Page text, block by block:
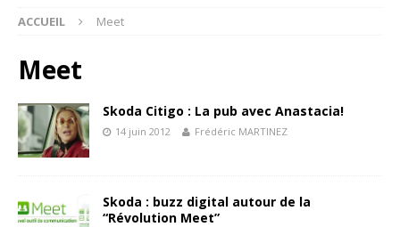
ACCUEIL Meet
Meet
Skoda Citigo : La pub avec Anastacia!
14 juin 2012 Frédéric MARTINEZ
Skoda : buzz digital autour de la
“Révolution Meet”